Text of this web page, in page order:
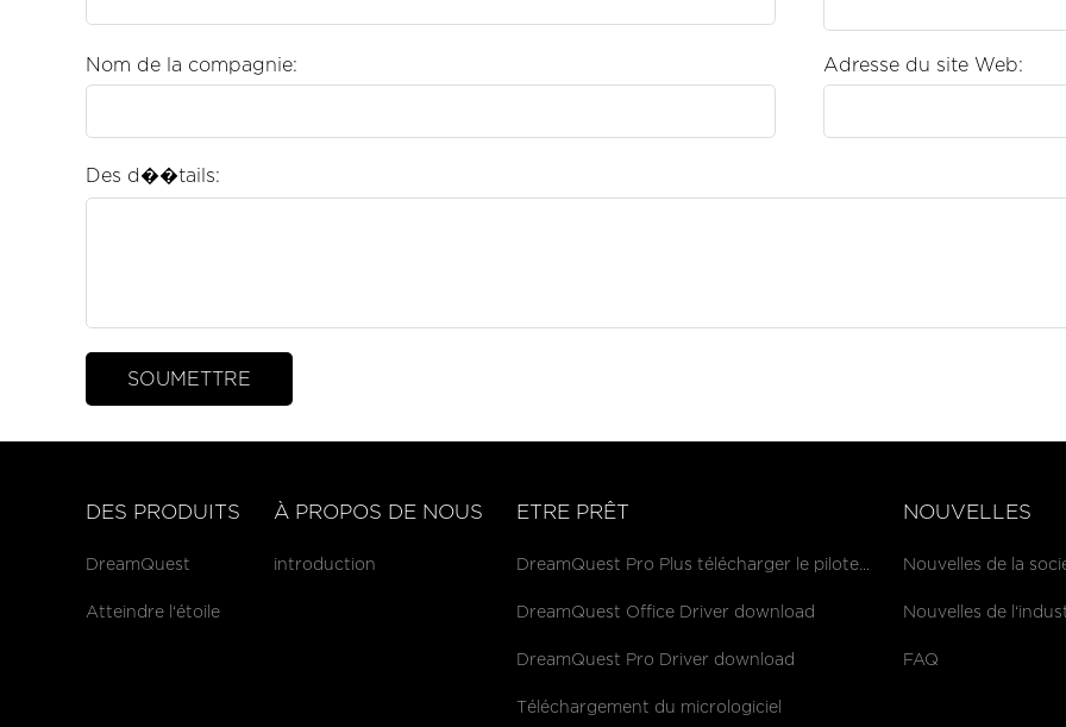
Nom de la compagnie: Adresse du site Web:
Des d��tails:
DES PRODUITS
DreamQuest
Atteindre l‘étoile
À PROPOS DE NOUS
introduction
ETRE PRÊT
DreamQuest Pro Plus télécharger le pilote...
DreamQuest Office Driver download
DreamQuest Pro Driver download
Téléchargement du micrologiciel
NOUVELLES
Nouvelles de la
Nouvelles de
FAQ